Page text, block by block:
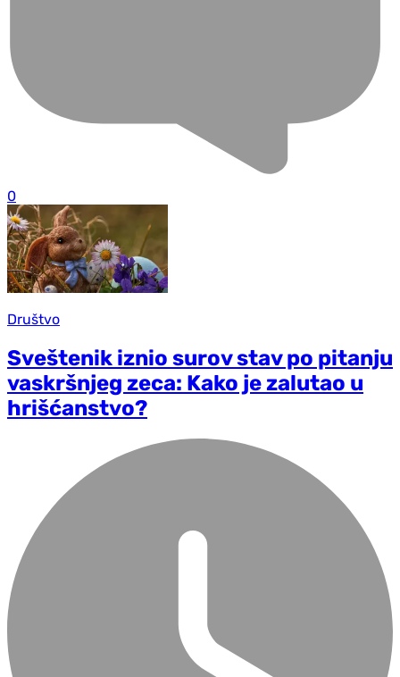
0
Društvo
Sveštenik iznio surov stav po pitanju
vaskršnjeg zeca: Kako je zalutao u
hrišćanstvo?